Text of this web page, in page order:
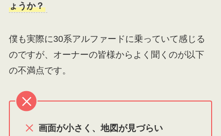
ょうか？
僕も実際に30系アルファードに乗っていて感じる
のですが、オーナーの皆様からよく聞くのが以下
の不満点です。
画面が小さく、地図が見づらい